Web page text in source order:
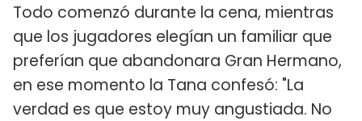
Todo comenzó durante la cena, mientras
que los jugadores elegían un familiar que
preferían que abandonara Gran Hermano,
en ese momento la Tana confesó: "La
verdad es que estoy muy angustiada. No